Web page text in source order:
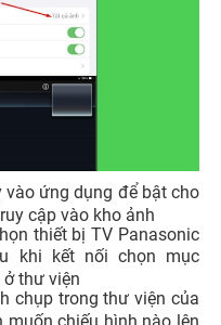
vào ứng dụng để bật cho
cập vào kho ảnh
thiết bị TV Panasonic
khi kết nối chọn mục
ở thư viện
chụp trong thư viện của
muốn chiếu hình nào lên